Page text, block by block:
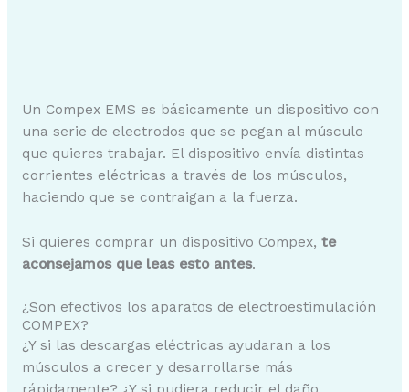
Un Compex EMS es básicamente un dispositivo con
una serie de electrodos que se pegan al músculo
que quieres trabajar. El dispositivo envía distintas
corrientes eléctricas a través de los músculos,
haciendo que se contraigan a la fuerza.
Si quieres comprar un dispositivo Compex, te
aconsejamos que leas esto antes.
¿Son efectivos los aparatos de electroestimulación
COMPEX?
¿Y si las descargas eléctricas ayudaran a los
músculos a crecer y desarrollarse más